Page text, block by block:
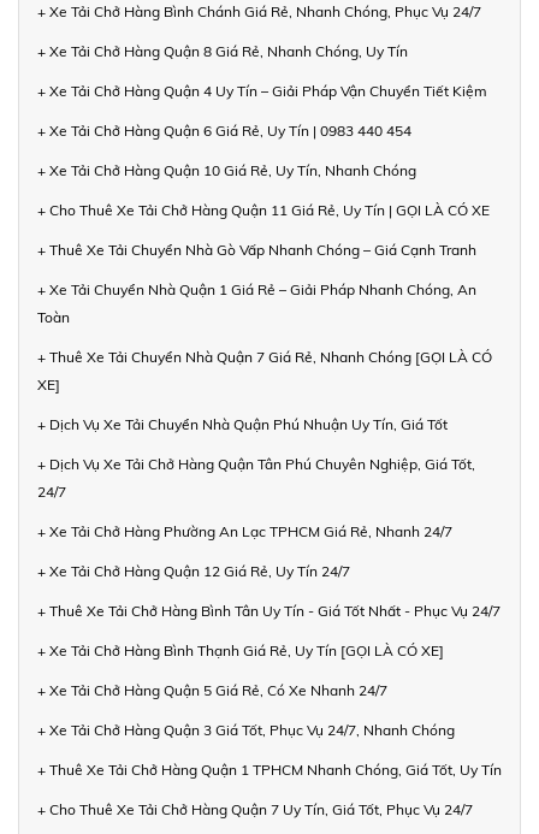
+ Xe Tải Chở Hàng Bình Chánh Giá Rẻ, Nhanh Chóng, Phục Vụ 24/7
+ Xe Tải Chở Hàng Quận 8 Giá Rẻ, Nhanh Chóng, Uy Tín
+ Xe Tải Chở Hàng Quận 4 Uy Tín – Giải Pháp Vận Chuyển Tiết Kiệm
+ Xe Tải Chở Hàng Quận 6 Giá Rẻ, Uy Tín | 0983 440 454
+ Xe Tải Chở Hàng Quận 10 Giá Rẻ, Uy Tín, Nhanh Chóng
+ Cho Thuê Xe Tải Chở Hàng Quận 11 Giá Rẻ, Uy Tín | GỌI LÀ CÓ XE
+ Thuê Xe Tải Chuyển Nhà Gò Vấp Nhanh Chóng – Giá Cạnh Tranh
+ Xe Tải Chuyển Nhà Quận 1 Giá Rẻ – Giải Pháp Nhanh Chóng, An
Toàn
+ Thuê Xe Tải Chuyển Nhà Quận 7 Giá Rẻ, Nhanh Chóng [GỌI LÀ CÓ
XE]
+ Dịch Vụ Xe Tải Chuyển Nhà Quận Phú Nhuận Uy Tín, Giá Tốt
+ Dịch Vụ Xe Tải Chở Hàng Quận Tân Phú Chuyên Nghiệp, Giá Tốt,
24/7
+ Xe Tải Chở Hàng Phường An Lạc TPHCM Giá Rẻ, Nhanh 24/7
+ Xe Tải Chở Hàng Quận 12 Giá Rẻ, Uy Tín 24/7
+ Thuê Xe Tải Chở Hàng Bình Tân Uy Tín - Giá Tốt Nhất - Phục Vụ 24/7
+ Xe Tải Chở Hàng Bình Thạnh Giá Rẻ, Uy Tín [GỌI LÀ CÓ XE]
+ Xe Tải Chở Hàng Quận 5 Giá Rẻ, Có Xe Nhanh 24/7
+ Xe Tải Chở Hàng Quận 3 Giá Tốt, Phục Vụ 24/7, Nhanh Chóng
+ Thuê Xe Tải Chở Hàng Quận 1 TPHCM Nhanh Chóng, Giá Tốt, Uy Tín
+ Cho Thuê Xe Tải Chở Hàng Quận 7 Uy Tín, Giá Tốt, Phục Vụ 24/7